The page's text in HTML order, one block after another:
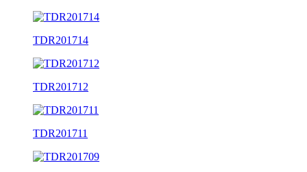
TDR201714
TDR201712
TDR201711